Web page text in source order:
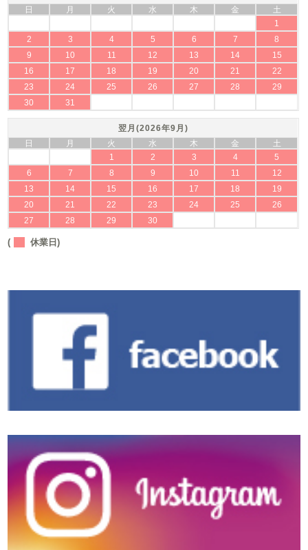
日
月 火 水 木 金
土
1
2
3 4 5 6 7
8
9
10 11 12 13 14
15
16
17 18 19 20 21
22
23
24 25 26 27 28
29
30
31
翌月(2026年9月)
日
月 火 水 木 金
土
1
2 3 4
5
6
7 8 9 10 11
12
13
14 15 16 17 18
19
20
21 22 23 24 25
26
27
28 29 30
( 休業日)